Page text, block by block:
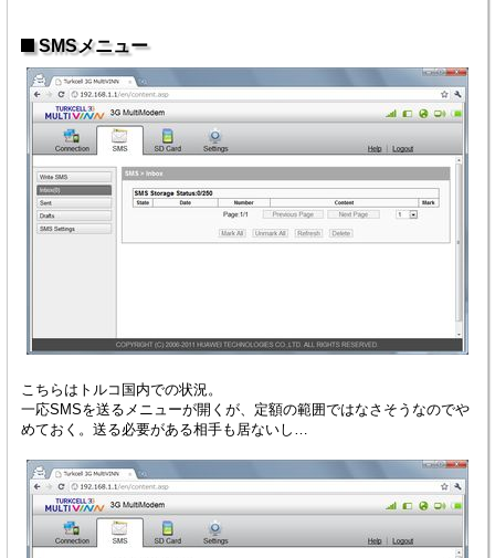
SMSメニュー
こちらはトルコ国内での状況。
一応SMSを送るメニューが開くが、定額の範囲ではなさそうなのでや
めておく。送る必要がある相手も居ないし…